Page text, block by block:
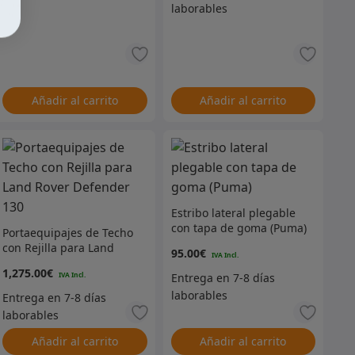
Añadir al carrito Añadir al carrito
Portaequipajes de Techo
con Rejilla para Land
1,275.00€
Añadir al carrito
Estribo lateral plegable
con tapa de goma (Puma)
95.00€
Añadir al carrito